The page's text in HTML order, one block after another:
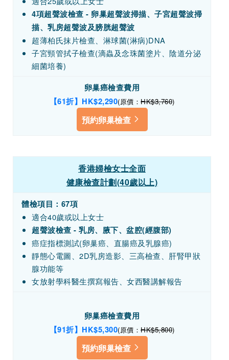
4項超聲波檢查 - 卵巢超聲波掃描、子宮超聲波掃
描、乳房超聲波及膀胱超聲波
超薄柏氏抹片檢查、淋球菌(淋病)DNA
子宮頸管拭子檢查(滴蟲及念珠菌塗片、陰道分泌
細菌培養)
卵巢癌檢查費用
【61折】HK$2,290(原價： HK$3,760)
預約卵巢檢查
香港婦檢女士全面
健康檢查計劃(40歲以上)
體檢項目：67項
適合40歲或以上女士
超聲波檢查 - 乳房、腋下、盆腔(經腹部)
癌症指標測試(卵巢癌、直腸癌及乳腺癌)
靜態心電圖、2D乳房造影、三高檢查、肝腎甲狀
腺功能等
女放射學科醫生撰寫報告、女西醫講解報告
卵巢癌檢查費用
【91折】HK$5,300(原價： HK$5,800)
預約卵巢檢查